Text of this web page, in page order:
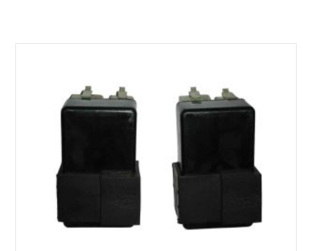
AGGIUNGI AL CARRELLO